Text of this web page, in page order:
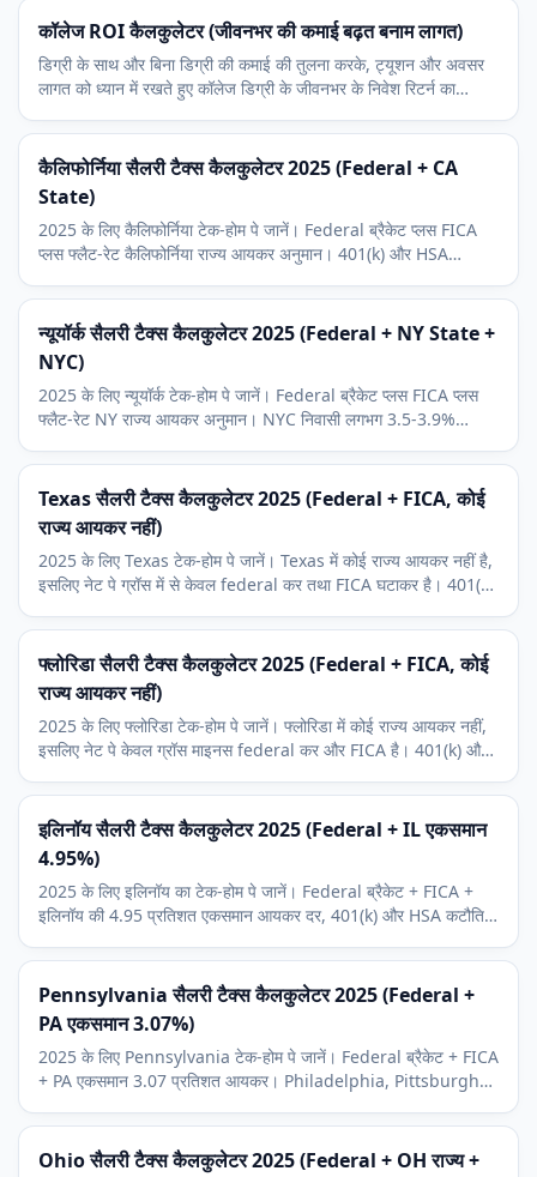
कॉलेज ROI कैलकुलेटर (जीवनभर की कमाई बढ़त बनाम लागत)
डिग्री के साथ और बिना डिग्री की कमाई की तुलना करके, ट्यूशन और अवसर
लागत को ध्यान में रखते हुए कॉलेज डिग्री के जीवनभर के निवेश रिटर्न का
कैलिफोर्निया सैलरी टैक्स कैलकुलेटर 2025 (Federal + CA
State)
2025 के लिए कैलिफोर्निया टेक-होम पे जानें। Federal ब्रैकेट प्लस FICA
प्लस फ्लैट-रेट कैलिफोर्निया राज्य आयकर अनुमान। 401(k) और HSA
न्यूयॉर्क सैलरी टैक्स कैलकुलेटर 2025 (Federal + NY State +
NYC)
2025 के लिए न्यूयॉर्क टेक-होम पे जानें। Federal ब्रैकेट प्लस FICA प्लस
फ्लैट-रेट NY राज्य आयकर अनुमान। NYC निवासी लगभग 3.5-3.9%
Texas सैलरी टैक्स कैलकुलेटर 2025 (Federal + FICA, कोई
राज्य आयकर नहीं)
2025 के लिए Texas टेक-होम पे जानें। Texas में कोई राज्य आयकर नहीं है,
इसलिए नेट पे ग्रॉस में से केवल federal कर तथा FICA घटाकर है। 401(k)
फ्लोरिडा सैलरी टैक्स कैलकुलेटर 2025 (Federal + FICA, कोई
राज्य आयकर नहीं)
2025 के लिए फ्लोरिडा टेक-होम पे जानें। फ्लोरिडा में कोई राज्य आयकर नहीं,
इसलिए नेट पे केवल ग्रॉस माइनस federal कर और FICA है। 401(k) और
इलिनॉय सैलरी टैक्स कैलकुलेटर 2025 (Federal + IL एकसमान
4.95%)
2025 के लिए इलिनॉय का टेक-होम पे जानें। Federal ब्रैकेट + FICA +
इलिनॉय की 4.95 प्रतिशत एकसमान आयकर दर, 401(k) और HSA कटौतियों
Pennsylvania सैलरी टैक्स कैलकुलेटर 2025 (Federal +
PA एकसमान 3.07%)
2025 के लिए Pennsylvania टेक-होम पे जानें। Federal ब्रैकेट + FICA
+ PA एकसमान 3.07 प्रतिशत आयकर। Philadelphia, Pittsburgh
Ohio सैलरी टैक्स कैलकुलेटर 2025 (Federal + OH राज्य +